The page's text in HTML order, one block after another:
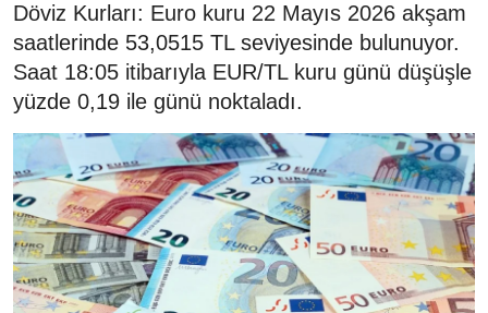
Döviz Kurları: Euro kuru 22 Mayıs 2026 akşam
saatlerinde 53,0515 TL seviyesinde bulunuyor.
Saat 18:05 itibarıyla EUR/TL kuru günü düşüşle
yüzde 0,19 ile günü noktaladı.